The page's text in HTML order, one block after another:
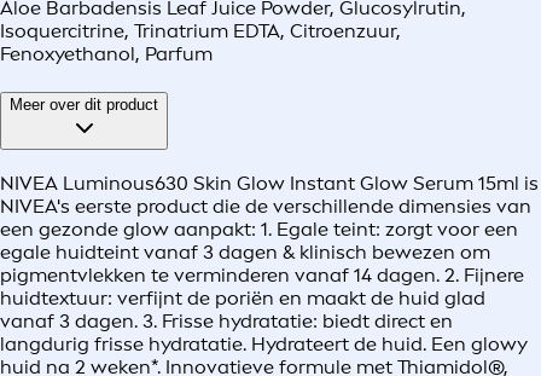
Aloe Barbadensis Leaf Juice Powder, Glucosylrutin,
Isoquercitrine, Trinatrium EDTA, Citroenzuur,
Fenoxyethanol, Parfum
Meer over dit product
NIVEA Luminous630 Skin Glow Instant Glow Serum 15ml is
NIVEA's eerste product die de verschillende dimensies van
een gezonde glow aanpakt: 1. Egale teint: zorgt voor een
egale huidteint vanaf 3 dagen & klinisch bewezen om
pigmentvlekken te verminderen vanaf 14 dagen. 2. Fijnere
huidtextuur: verfijnt de poriën en maakt de huid glad
vanaf 3 dagen. 3. Frisse hydratatie: biedt direct en
langdurig frisse hydratatie. Hydrateert de huid. Een glowy
huid na 2 weken*. Innovatieve formule met Thiamidol®,